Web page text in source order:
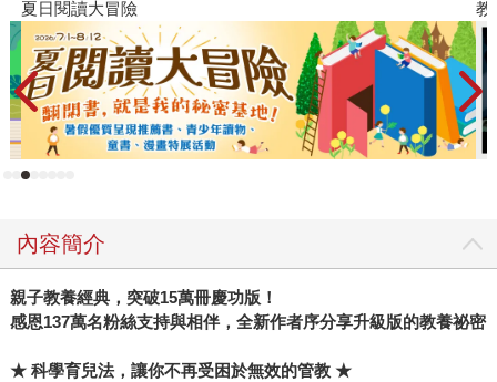
夏日閱讀大冒險 教
內容簡介
親子教養經典，突破15萬冊慶功版！
感恩137萬名粉絲支持與相伴，全新作者序分享升級版的教養祕密
★ 科學育兒法，讓你不再受困於無效的管教 ★